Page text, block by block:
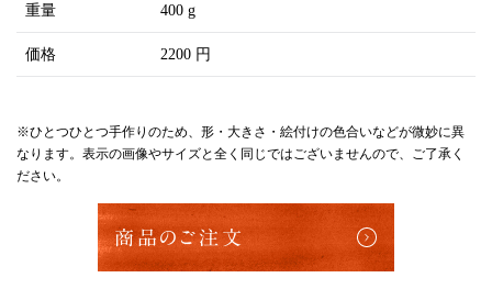
重量 400 g
価格 2200 円
※ひとつひとつ手作りのため、形・大きさ・絵付けの色合いなどが微妙に異
なります。表示の画像やサイズと全く同じではございませんので、ご了承く
ださい。
商品のご注文